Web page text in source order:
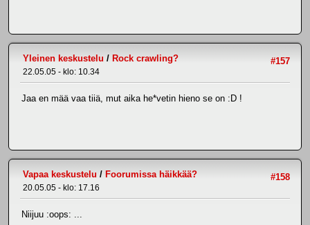
#157
Yleinen keskustelu / Rock crawling?
22.05.05 - klo: 10.34
Jaa en mää vaa tiiä, mut aika he*vetin hieno se on :D !
#158
Vapaa keskustelu / Foorumissa häikkää?
20.05.05 - klo: 17.16
Niijuu :oops: ...